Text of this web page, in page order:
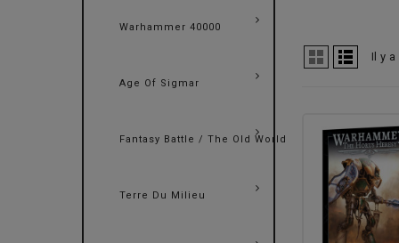
Warhammer 40000
Age Of Sigmar
Fantasy Battle / The Old World
Terre Du Milieu
Il y